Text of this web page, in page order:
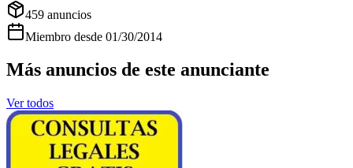
459 anuncios
Miembro desde 01/30/2014
Más anuncios de este anunciante
Ver todos